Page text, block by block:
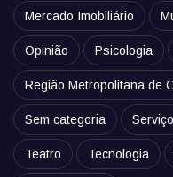
Mercado Imobiliário
Opinião Psicologia
Região Metropolitana de
Sem categoria Serviço
Teatro Tecnologia